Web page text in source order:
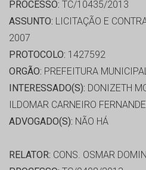
PROCESSO: TC/10435/2013
ASSUNTO: LICITAÇÃO E
2007
PROTOCOLO: 1427592
ORGÃO: PREFEITURA
INTERESSADO(S): DONIZETH
ILDOMAR CARNEIRO
ADVOGADO(S): NÃO HÁ
RELATOR: CONS. OSMAR